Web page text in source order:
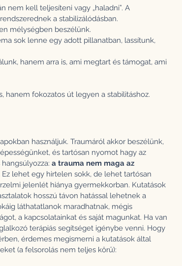
nem kell teljesíteni vagy „haladni”. A
a stabilizálódásban.
mélységben beszélünk.
sok lenne egy adott pillanatban, lassítunk,
hanem arra is, ami megtart és támogat, ami
hanem fokozatos út legyen a stabilitáshoz.
használjuk. Traumáról akkor beszélünk,
és tartósan nyomot hagy az
a trauma nem maga az
Ez lehet egy hirtelen sokk, de lehet tartósan
jelenlét hiánya gyermekkorban. Kutatások
hosszú távon hatással lehetnek a
láthatatlanok maradhatnak, mégis
a kapcsolatainkat és saját magunkat. Ha van
terápiás segítséget igénybe venni. Hogy
érdemes megismerni a kutatások által
(a felsorolás nem teljes körű):